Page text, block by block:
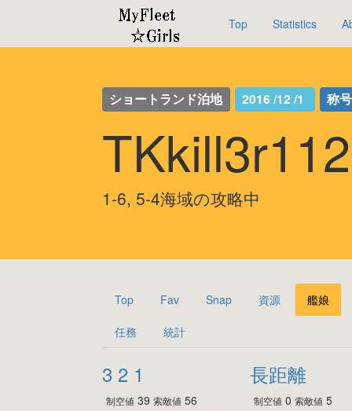
Top Statistics
ショートランド泊地 2016 /12 /1 称
1-6, 5-4海域の攻略中
Top Fav Snap 資源 艦娘
任務 統計
3 2 1
制空値 39 索敵値 56
長距離
制空値0 索敵値5